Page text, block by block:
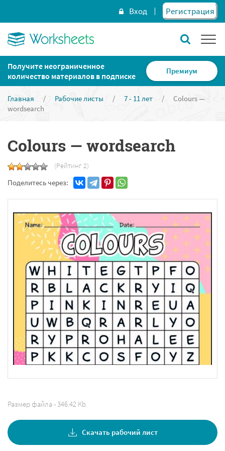
Вход Регистрация
Получите неограниченное
количество материалов в подписке
Премиум
Главная / Рабочие листы / 7 - 11 лет /
Colours —
wordsearch
Colours — wordsearch
(Рейтинг 2)
Поделитесь через:
Размер файла - 346.42 Kb
Скачать рабочий лист